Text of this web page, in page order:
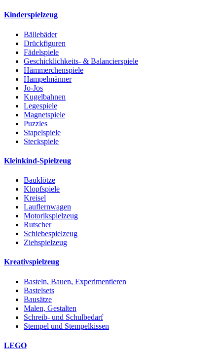
Kinderspielzeug
Bällebäder
Drückfiguren
Fädelspiele
Geschicklichkeits- & Balancierspiele
Hämmerchenspiele
Hampelmänner
Jo-Jos
Kugelbahnen
Legespiele
Magnetspiele
Puzzles
Stapelspiele
Steckspiele
Kleinkind-Spielzeug
Bauklötze
Klopfspiele
Kreisel
Lauflernwagen
Motorikspielzeug
Rutscher
Schiebespielzeug
Ziehspielzeug
Kreativspielzeug
Basteln, Bauen, Experimentieren
Bastelsets
Bausätze
Malen, Gestalten
Schreib- und Schulbedarf
Stempel und Stempelkissen
LEGO